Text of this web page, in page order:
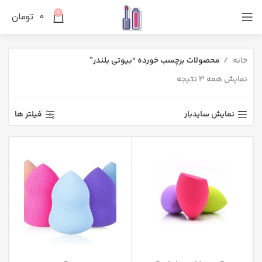
0
0 تومان
خانه
محصولات برچسب خورده “بیوتی بلندر”
نمایش همه 3 نتیجه
نمایش سایدبار فیلتر ها